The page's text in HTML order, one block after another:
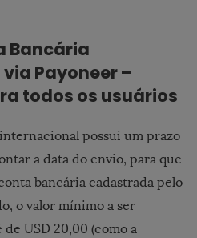
Bancária
Payoneer –
todos os usuários
possui um prazo
a data do envio, para que
bancária cadastrada pelo
o valor mínimo a ser
USD 20,00 (como a